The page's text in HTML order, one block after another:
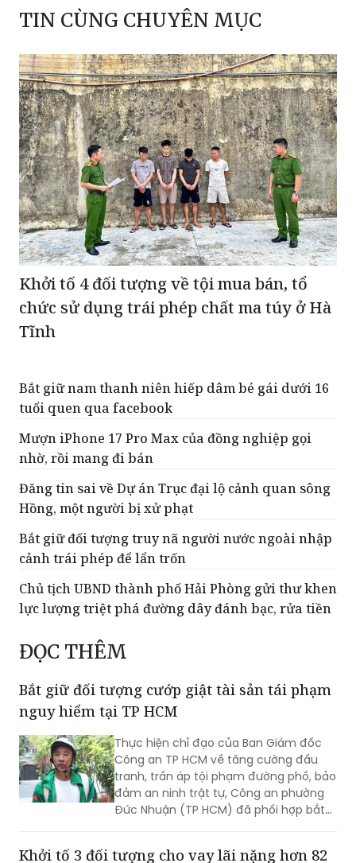
TIN CÙNG CHUYÊN MỤC
Khởi tố 4 đối tượng về tội mua bán, tổ
chức sử dụng trái phép chất ma túy ở Hà
Tĩnh
Bắt giữ nam thanh niên hiếp dâm bé gái dưới 16
tuổi quen qua facebook
Mượn iPhone 17 Pro Max của đồng nghiệp gọi
nhờ, rồi mang đi bán
Đăng tin sai về Dự án Trục đại lộ cảnh quan sông
Hồng, một người bị xử phạt
Bắt giữ đối tượng truy nã người nước ngoài nhập
cảnh trái phép để lẩn trốn
Chủ tịch UBND thành phố Hải Phòng gửi thư khen
lực lượng triệt phá đường dây đánh bạc, rửa tiền
ĐỌC THÊM
Bắt giữ đối tượng cướp giật tài sản tái phạm
nguy hiểm tại TP HCM
Thực hiện chỉ đạo của Ban Giám đốc
Công an TP HCM về tăng cường đấu
tranh, trấn áp tội phạm đường phố, bảo
đảm an ninh trật tự, Công an phường
Đức Nhuận (TP HCM) đã phối hợp bắt
Khởi tố 3 đối tượng cho vay lãi nặng hơn 82